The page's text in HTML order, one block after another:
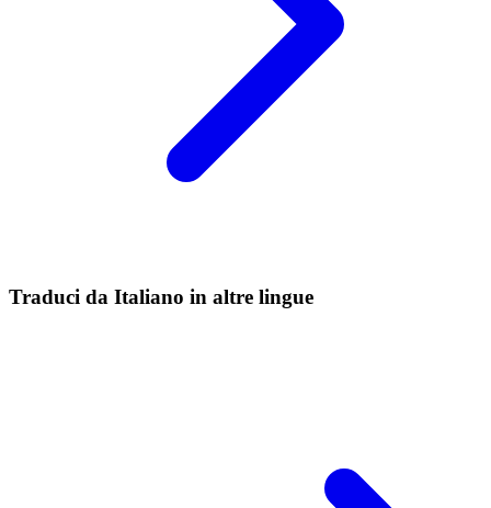
Traduci da Italiano in altre lingue